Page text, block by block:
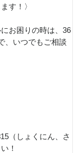
す！〉
お困りの時は、36
、いつでもご相談
（しょくにん、さ
！